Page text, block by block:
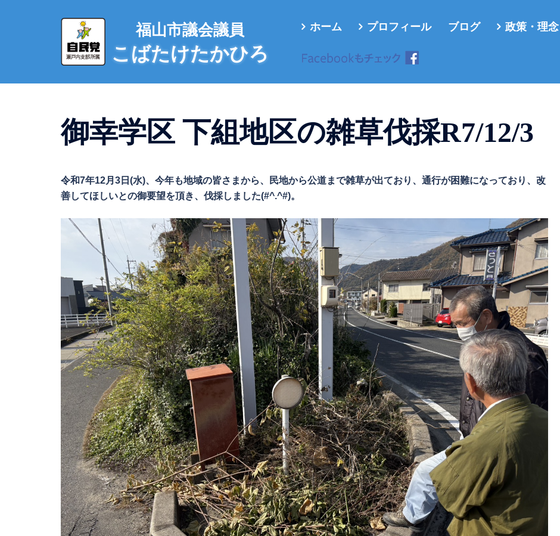
へ
福山市議会議員
こばたけたかひろ
ホーム プロフィール ブログ 政策・理念
御幸学区 下組地区の雑草伐採R7/12/3
令和7年12月3日(水)、今年も地域の皆さまから、民地から公道まで雑草が出ており、通行が困難になっており、改
善してほしいとの御要望を頂き、伐採しました(#^.^#)。